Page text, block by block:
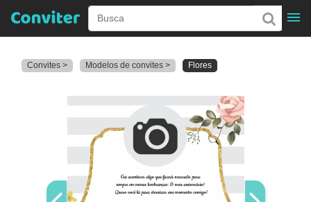
Convites > Modelos de convites > Flores